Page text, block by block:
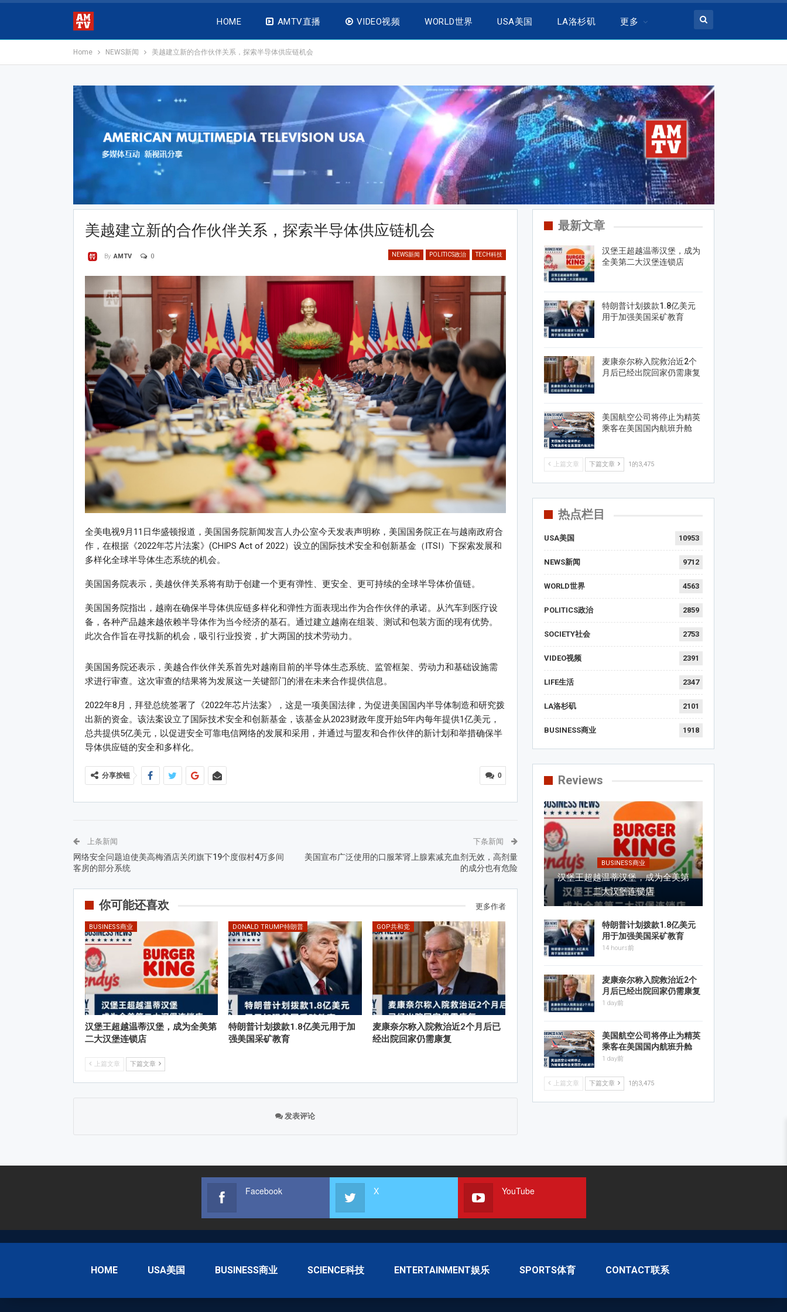
HOME AMTV直播 VIDEO视频 WORLD世界 USA美国 LA洛杉矶 更多
Home NEWS新闻 美越建立新的合作伙伴关系，探索半导体供应链机会
美越建立新的合作伙伴关系，探索半导体供应链机会
NEWS新闻 POLITICS政治 TECH科技
By AMTV 0
全美电视9月11日华盛顿报道，美国国务院新闻发言人办公室今天发表声明称，美国国务院正在与越南政府合
作，在根据《2022年芯片法案》(CHIPS Act of 2022）设立的国际技术安全和创新基金（ITSI）下探索发展和
多样化全球半导体生态系统的机会。
美国国务院表示，美越伙伴关系将有助于创建一个更有弹性、更安全、更可持续的全球半导体价值链。
美国国务院指出，越南在确保半导体供应链多样化和弹性方面表现出作为合作伙伴的承诺。从汽车到医疗设
备，各种产品越来越依赖半导体作为当今经济的基石。通过建立越南在组装、测试和包装方面的现有优势。
此次合作旨在寻找新的机会，吸引行业投资，扩大两国的技术劳动力。
美国国务院还表示，美越合作伙伴关系首先对越南目前的半导体生态系统、监管框架、劳动力和基础设施需
求进行审查。这次审查的结果将为发展这一关键部门的潜在未来合作提供信息。
2022年8月，拜登总统签署了《2022年芯片法案》，这是一项美国法律，为促进美国国内半导体制造和研究拨
出新的资金。该法案设立了国际技术安全和创新基金，该基金从2023财政年度开始5年内每年提供1亿美元，
总共提供5亿美元，以促进安全可靠电信网络的发展和采用，并通过与盟友和合作伙伴的新计划和举措确保半
导体供应链的安全和多样化。
0
分享按钮
上条新闻
网络安全问题迫使美高梅酒店关闭旗下19个度假村4万多间
客房的部分系统
下条新闻
美国宣布广泛使用的口服苯肾上腺素减充血剂无效，高剂量
的成分也有危险
你可能还喜欢 更多作者
BUSINESS商业
汉堡王超越温蒂汉堡，成为全美第
二大汉堡连锁店
DONALD TRUMP特朗普
特朗普计划拨款1.8亿美元用于加
强美国采矿教育
GOP共和党
麦康奈尔称入院救治近2个月后已
经出院回家仍需康复
上篇文章 下篇文章
发表评论
最新文章
汉堡王超越温蒂汉堡，成为
全美第二大汉堡连锁店
特朗普计划拨款1.8亿美元
用于加强美国采矿教育
麦康奈尔称入院救治近2个
月后已经出院回家仍需康复
美国航空公司将停止为精英
乘客在美国国内航班升舱
上篇文章 下篇文章 1的3,475
热点栏目
USA美国 10953
NEWS新闻 9712
WORLD世界 4563
POLITICS政治 2859
SOCIETY社会 2753
VIDEO视频 2391
LIFE生活 2347
LA洛杉矶 2101
BUSINESS商业 1918
Reviews
BUSINESS商业
汉堡王超越温蒂汉堡，成为全美第
二大汉堡连锁店
特朗普计划拨款1.8亿美元
用于加强美国采矿教育
14 hours前
麦康奈尔称入院救治近2个
月后已经出院回家仍需康复
1 day前
美国航空公司将停止为精英
乘客在美国国内航班升舱
1 day前
上篇文章 下篇文章 1的3,475
Facebook X YouTube
HOME USA美国 BUSINESS商业 SCIENCE科技 ENTERTAINMENT娱乐 SPORTS体育 CONTACT联系